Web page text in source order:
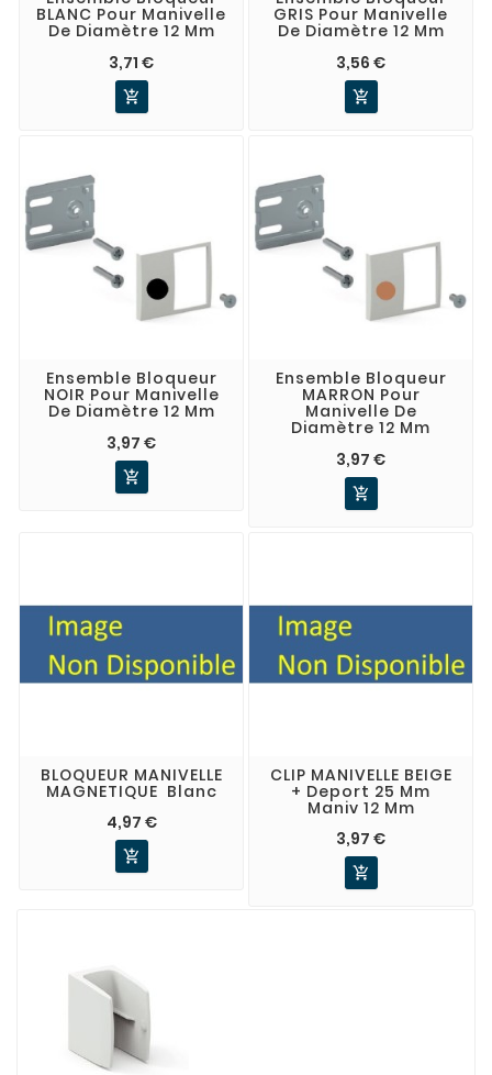
BLANC Pour Manivelle
De Diamètre 12 Mm
3,71 €

GRIS Pour Manivelle
De Diamètre 12 Mm
3,56 €

Ensemble Bloqueur
NOIR Pour Manivelle
De Diamètre 12 Mm
3,97 €

Ensemble Bloqueur
MARRON Pour
Manivelle De
Diamètre 12 Mm
3,97 €

BLOQUEUR MANIVELLE
MAGNETIQUE Blanc
4,97 €

CLIP MANIVELLE BEIGE
+ Deport 25 Mm
Maniv 12 Mm
3,97 €
